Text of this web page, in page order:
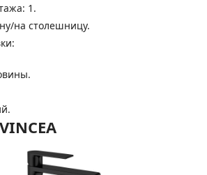
1.
на столешницу.